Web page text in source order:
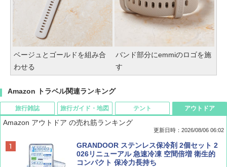
ベージュとゴールドを組み合
わせる
バンド部分にemmiのロゴを施
す
Amazon トラベル関連ランキング
旅行雑誌
ディズニーファン ２０２６年 ９月号 [雑
誌] (ＤＩＳＮＥＹ ＦＡＮ)
旅行ガイド・地図
D40 地球の歩き方 チェンマイ タイ北部の魅
力的な町 2026～2027 地球の歩き方D アジア
テント
[キャンパーズコレクション 山善] ポップアッ
プテント 傘みたいに広げて畳める パッとサ
ッとサンシェード キューブ フルクローズ メ
アウトドア
Amazon アウトドア の売れ筋ランキング
更新日時：2026/08/06 06:02
GRANDOOR ステンレス保冷剤 2個セット 2
026リニューアル 急速冷凍 空間倍増 衛生的
コンパクト 保冷力長持ち